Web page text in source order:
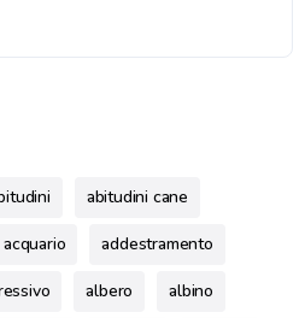
abitudini cane
acquario addestramento
albero albino